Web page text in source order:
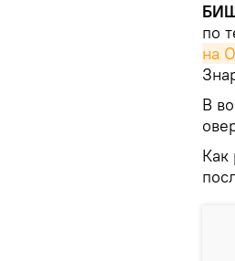
по
на
В
Как